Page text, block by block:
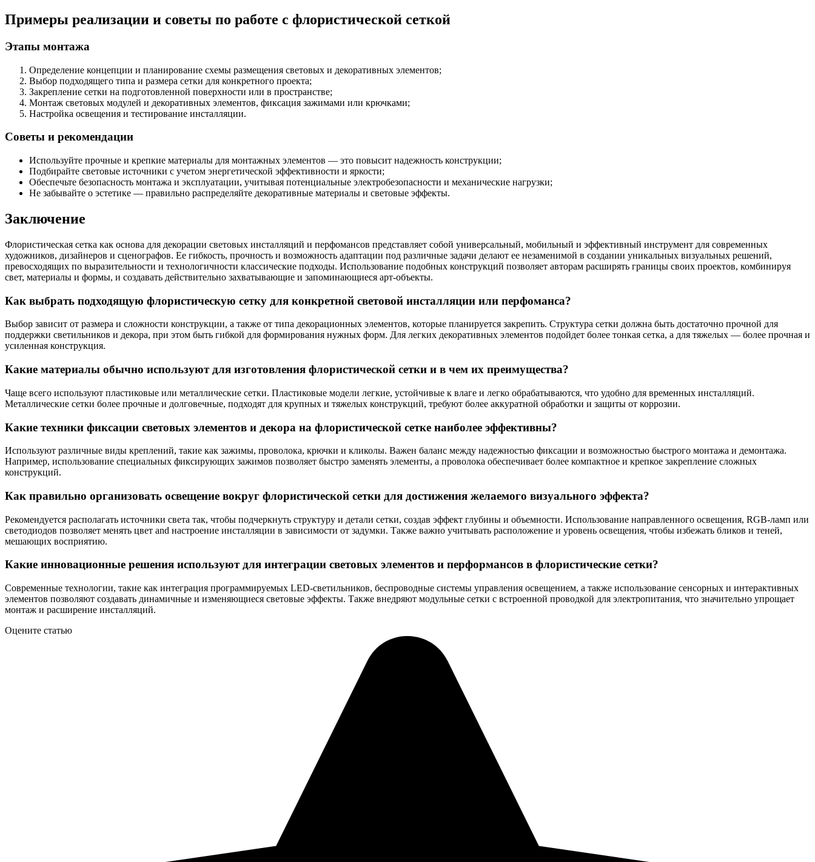
Примеры реализации и советы по работе с флористической сеткой
Этапы монтажа
Определение концепции и планирование схемы размещения световых и декоративных элементов;
Выбор подходящего типа и размера сетки для конкретного проекта;
Закрепление сетки на подготовленной поверхности или в пространстве;
Монтаж световых модулей и декоративных элементов, фиксация зажимами или крючками;
Настройка освещения и тестирование инсталляции.
Советы и рекомендации
Используйте прочные и крепкие материалы для монтажных элементов — это повысит надежность конструкции;
Подбирайте световые источники с учетом энергетической эффективности и яркости;
Обеспечьте безопасность монтажа и эксплуатации, учитывая потенциальные электробезопасности и механические нагрузки;
Не забывайте о эстетике — правильно распределяйте декоративные материалы и световые эффекты.
Заключение
Флористическая сетка как основа для декорации световых инсталляций и перфомансов представляет собой универсальный, мобильный и эффективный инструмент для современных
художников, дизайнеров и сценографов. Ее гибкость, прочность и возможность адаптации под различные задачи делают ее незаменимой в создании уникальных визуальных решений,
превосходящих по выразительности и технологичности классические подходы. Использование подобных конструкций позволяет авторам расширять границы своих проектов, комбинируя
свет, материалы и формы, и создавать действительно захватывающие и запоминающиеся арт-объекты.
Как выбрать подходящую флористическую сетку для конкретной световой инсталляции или перфоманса?
Выбор зависит от размера и сложности конструкции, а также от типа декорационных элементов, которые планируется закрепить. Структура сетки должна быть достаточно прочной для
поддержки светильников и декора, при этом быть гибкой для формирования нужных форм. Для легких декоративных элементов подойдет более тонкая сетка, а для тяжелых — более прочная и
усиленная конструкция.
Какие материалы обычно используют для изготовления флористической сетки и в чем их преимущества?
Чаще всего используют пластиковые или металлические сетки. Пластиковые модели легкие, устойчивые к влаге и легко обрабатываются, что удобно для временных инсталляций.
Металлические сетки более прочные и долговечные, подходят для крупных и тяжелых конструкций, требуют более аккуратной обработки и защиты от коррозии.
Какие техники фиксации световых элементов и декора на флористической сетке наиболее эффективны?
Используют различные виды креплений, такие как зажимы, проволока, крючки и кликолы. Важен баланс между надежностью фиксации и возможностью быстрого монтажа и демонтажа.
Например, использование специальных фиксирующих зажимов позволяет быстро заменять элементы, а проволока обеспечивает более компактное и крепкое закрепление сложных
конструкций.
Как правильно организовать освещение вокруг флористической сетки для достижения желаемого визуального эффекта?
Рекомендуется располагать источники света так, чтобы подчеркнуть структуру и детали сетки, создав эффект глубины и объемности. Использование направленного освещения, RGB-ламп или
светодиодов позволяет менять цвет and настроение инсталляции в зависимости от задумки. Также важно учитывать расположение и уровень освещения, чтобы избежать бликов и теней,
мешающих восприятию.
Какие инновационные решения используют для интеграции световых элементов и перформансов в флористические сетки?
Современные технологии, такие как интеграция программируемых LED-светильников, беспроводные системы управления освещением, а также использование сенсорных и интерактивных
элементов позволяют создавать динамичные и изменяющиеся световые эффекты. Также внедряют модульные сетки с встроенной проводкой для электропитания, что значительно упрощает
монтаж и расширение инсталляций.
Оцените статью